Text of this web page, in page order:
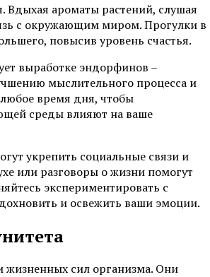
Вдыхая ароматы растений, слушая
с окружающим миром. Прогулки в
повысив уровень счастья.
выработке эндорфинов –
мыслительного процесса и
время дня, чтобы
среды влияют на ваше
укрепить социальные связи и
или разговоры о жизни помогут
экспериментировать с
и освежить ваши эмоции.
сил организма. Они